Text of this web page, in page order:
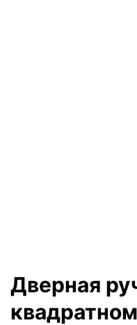
Дверная